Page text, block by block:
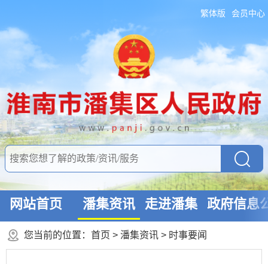
繁体版 会员中心
网站首页 潘集资讯 走进潘集 政府信息
您当前的位置： 首页 > 潘集资讯 > 时事要闻